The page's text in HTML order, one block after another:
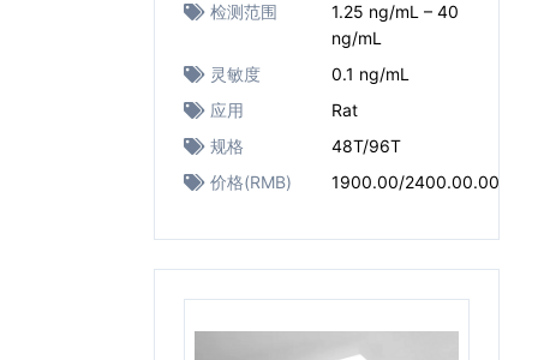
检测范围
1.25 ng/mL – 40
ng/mL
灵敏度
0.1 ng/mL
应用
Rat
规格
48T/96T
价格(RMB)
1900.00/2400.00.00